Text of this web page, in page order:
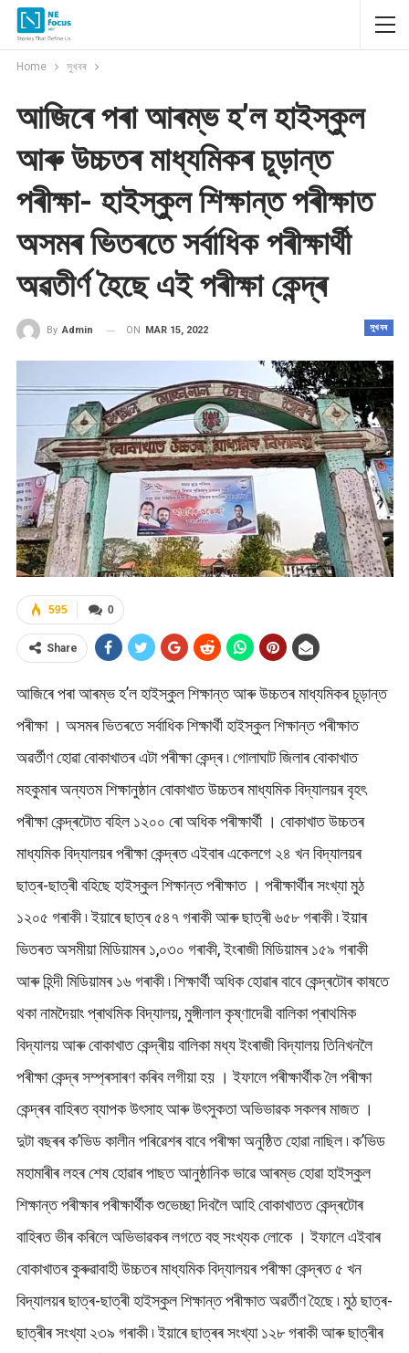
Home সুখবৰ
আজিৰে পৰা আৰম্ভ হ’ল হাইস্কুল
আৰু উচ্চতৰ মাধ্যমিকৰ চূড়ান্ত
পৰীক্ষা- হাইস্কুল শিক্ষান্ত পৰীক্ষাত
অসমৰ ভিতৰতে সৰ্বাধিক পৰীক্ষাৰ্থী
অৱতীৰ্ণ হৈছে এই পৰীক্ষা কেন্দ্ৰ
সুখবৰ
By Admin ON MAR 15, 2022
0
595
Share
আজিৰে পৰা আৰম্ভ হ’ল হাইস্কুল শিক্ষান্ত আৰু উচ্চতৰ মাধ্যমিকৰ চূড়ান্ত
পৰীক্ষা । অসমৰ ভিতৰতে সৰ্বাধিক শিক্ষাৰ্থী হাইস্কুল শিক্ষান্ত পৰীক্ষাত
অৱৰ্তীণ হোৱা বোকাখাতৰ এটা পৰীক্ষা কেন্দ্ৰ ৷ গোলাঘাট জিলাৰ বোকাখাত
মহকুমাৰ অন্যতম শিক্ষানুষ্ঠান বোকাখাত উচ্চতৰ মাধ্যমিক বিদ্যালয়ৰ বৃহৎ
পৰীক্ষা কেন্দ্ৰটোত বহিল ১২০০ ৰো অধিক পৰীক্ষাৰ্থী । বোকাখাত উচ্চতৰ
মাধ্যমিক বিদ্যালয়ৰ পৰীক্ষা কেন্দ্ৰত এইবাৰ একেলগে ২৪ খন বিদ্যালয়ৰ
ছাত্ৰ-ছাত্ৰী বহিছে হাইস্কুল শিক্ষান্ত পৰীক্ষাত । পৰীক্ষাৰ্থীৰ সংখ্যা মুঠ
১২০৫ গৰাকী ৷ ইয়াৰে ছাত্ৰ ৫৪৭ গৰাকী আৰু ছাত্ৰী ৬৫৮ গৰাকী ৷ ইয়াৰ
ভিতৰত অসমীয়া মিডিয়ামৰ ১,০৩০ গৰাকী, ইংৰাজী মিডিয়ামৰ ১৫৯ গৰাকী
আৰু হিন্দী মিডিয়ামৰ ১৬ গৰাকী ৷ শিক্ষাৰ্থী অধিক হোৱাৰ বাবে কেন্দ্ৰটোৰ কাষতে
থকা নামদৈয়াং প্ৰাথমিক বিদ্যালয়, মুঙ্গীলাল কৃষ্ণাদেৱী বালিকা প্ৰাথমিক
বিদ্যালয় আৰু বোকাখাত কেন্দ্ৰীয় বালিকা মধ্য ইংৰাজী বিদ্যালয় তিনিখনলৈ
পৰীক্ষা কেন্দ্ৰ সম্প্ৰসাৰণ কৰিব লগীয়া হয় । ইফালে পৰীক্ষাৰ্থীক লৈ পৰীক্ষা
কেন্দ্ৰৰ বাহিৰত ব্যাপক উৎসাহ আৰু উৎসুকতা অভিভাৱক সকলৰ মাজত ।
দুটা বছৰৰ ক’ভিড কালীন পৰিৱেশৰ বাবে পৰীক্ষা অনুষ্ঠিত হোৱা নাছিল ৷ ক’ভিড
মহামাৰীৰ লহৰ শেষ হোৱাৰ পাছত আনুষ্ঠানিক ভাৱে আৰম্ভ হোৱা হাইস্কুল
শিক্ষান্ত পৰীক্ষাৰ পৰীক্ষাৰ্থীক শুভেচ্ছা দিবলৈ আহি বোকাখাতত কেন্দ্ৰটোৰ
বাহিৰত ভীৰ কৰিলে অভিভাৱকৰ লগতে বহু সংখ্যক লোকে । ইফালে এইবাৰ
বোকাখাতৰ কুৰুৱাবাহী উচ্চতৰ মাধ্যমিক বিদ্যালয়ৰ পৰীক্ষা কেন্দ্ৰত ৫ খন
বিদ্যালয়ৰ ছাত্ৰ-ছাত্ৰী হাইস্কুল শিক্ষান্ত পৰীক্ষাত অৱৰ্তীণ হৈছে ৷ মুঠ ছাত্ৰ-
ছাত্ৰীৰ সংখ্যা ২৩৯ গৰাকী ৷ ইয়াৰে ছাত্ৰৰ সংখ্যা ১২৮ গৰাকী আৰু ছাত্ৰীৰ